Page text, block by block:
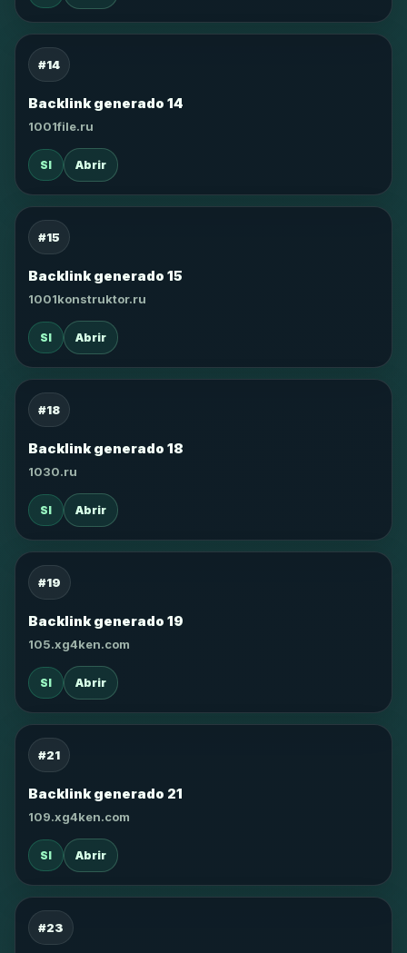
#14
Backlink generado 14
1001file.ru
SI Abrir
#15
Backlink generado 15
1001konstruktor.ru
SI Abrir
#18
Backlink generado 18
1030.ru
SI Abrir
#19
Backlink generado 19
105.xg4ken.com
SI Abrir
#21
Backlink generado 21
109.xg4ken.com
SI Abrir
#23